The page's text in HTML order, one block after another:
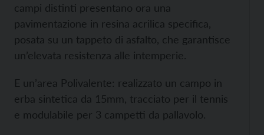
campi distinti presentano ora una
pavimentazione in resina acrilica specifica,
posata su un tappeto di asfalto, che garantisce
un’elevata resistenza alle intemperie.
E un’area Polivalente: realizzato un campo in
erba sintetica da 15mm, tracciato per il tennis
e modulabile per 3 campetti da pallavolo.